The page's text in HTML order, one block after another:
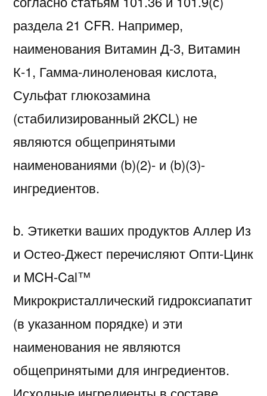
раздела 21 CFR. Например,
наименования Витамин Д-3, Витамин
К-1, Гамма-линоленовая кислота,
Сульфат глюкозамина
(стабилизированный 2KCL) не
являются общепринятыми
наименованиями (b)(2)- и (b)(3)-
ингредиентов.
b. Этикетки ваших продуктов Аллер Из
и Остео-Джест перечисляют Опти-Цинк
и MCH-Cal™
Микрокристаллический гидроксиапатит
(в указанном порядке) и эти
наименования не являются
общепринятыми для ингредиентов.